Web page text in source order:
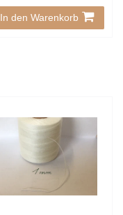
In den Warenkorb